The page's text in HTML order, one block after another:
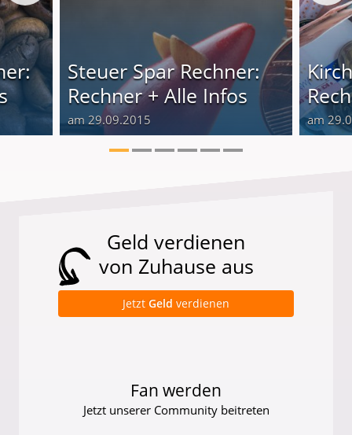
Steuer Spar Rechner:
Rechner + Alle Infos
am 29.09.2015 am
Geld verdienen
von Zuhause aus
Jetzt Geld verdienen
Fan werden
Jetzt unserer Community beitreten